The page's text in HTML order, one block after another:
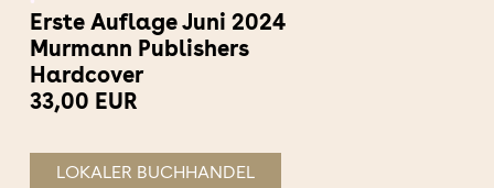
Erste Auflage Juni 2024
Murmann Publishers
Hardcover
33,00 EUR
LOKALER BUCHHANDEL